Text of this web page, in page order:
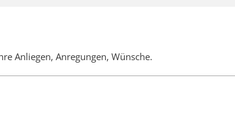
Anliegen, Anregungen, Wünsche.